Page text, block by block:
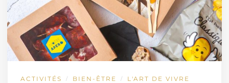
ACTIVITÉS / BIEN-ÊTRE / L'ART DE VIVRE